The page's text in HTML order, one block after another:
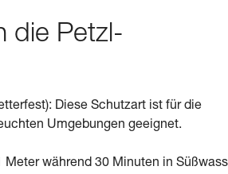
die Petzl-
Diese Schutzart ist für die
Umgebungen geeignet.
Meter während 30 Minuten in